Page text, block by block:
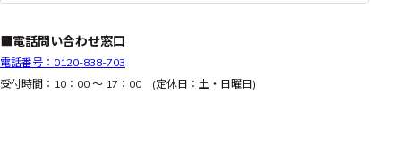
■電話問い合わせ窓口
電話番号：0120-838-703
受付時間：10：00 ～ 17：00 (定休日：土・日曜日)